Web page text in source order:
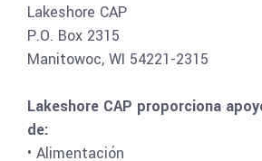
Lakeshore CAP
P.O. Box 2315
Manitowoc, WI 54221-2315
Lakeshore CAP proporciona
de:
• Alimentación